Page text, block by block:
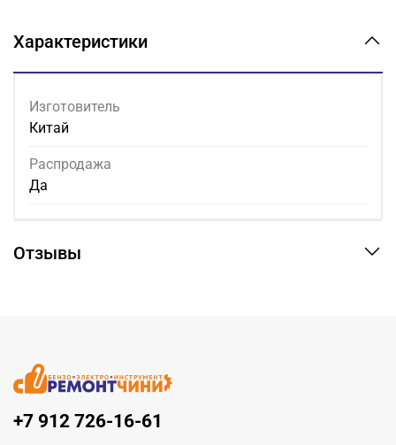
Характеристики
Изготовитель
Китай
Распродажа
Да
Отзывы
+7 912 726-16-61